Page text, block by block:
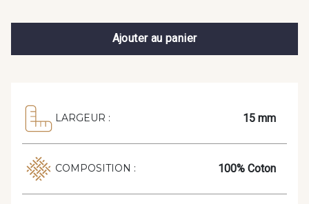
Ajouter au panier
LARGEUR : 15 mm
COMPOSITION : 100% Coton